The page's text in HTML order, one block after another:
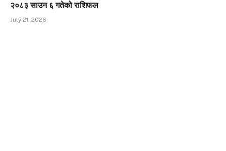
२०८३ साउन ६ गतेको राशिफल
July 21, 2026